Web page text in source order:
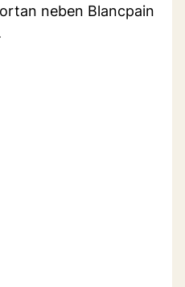
neben Blancpain